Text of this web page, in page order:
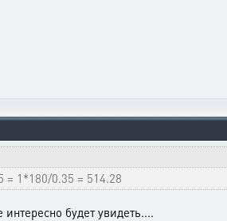
= 1*180/0.35 = 514.28
будет увидеть....